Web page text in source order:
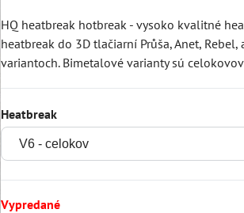
HQ heatbreak hotbreak - vysoko kvalitné
heatbreak do 3D tlačiarní Průša, Anet,
variantoch. Bimetalové varianty sú
Heatbreak
Vypredané